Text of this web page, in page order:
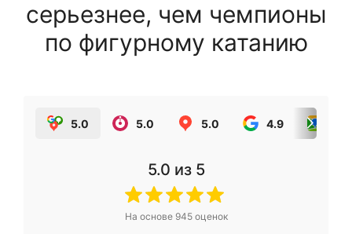
серьезнее, чем чемпионы
по фигурному катанию
5.0 5.0 5.0 4.9
5.0 из 5
На основе 945оценок